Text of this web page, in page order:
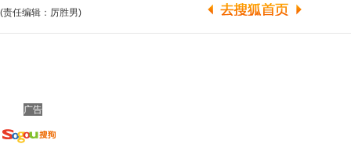
(责任编辑：厉胜男)
广告